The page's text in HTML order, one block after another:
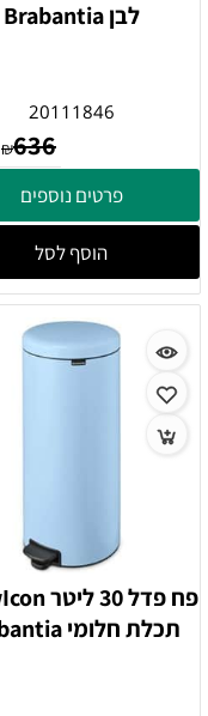
לבן Brabantia
20111846
₪636
פרטים נוספים
הוסף לסל
תכלת חלומי Brabantia